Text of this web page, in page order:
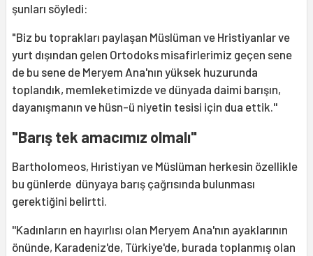
şunları söyledi:
"Biz bu toprakları paylaşan Müslüman ve Hristiyanlar ve
yurt dışından gelen Ortodoks misafirlerimiz geçen sene
de bu sene de Meryem Ana'nın yüksek huzurunda
toplandık, memleketimizde ve dünyada daimi barışın,
dayanışmanın ve hüsn-ü niyetin tesisi için dua ettik.''
"Barış tek amacımız olmalı"
Bartholomeos, Hıristiyan ve Müslüman herkesin özellikle
bu günlerde dünyaya barış çağrısında bulunması
gerektiğini belirtti.
''Kadınların en hayırlısı olan Meryem Ana'nın ayaklarının
önünde, Karadeniz'de, Türkiye'de, burada toplanmış olan